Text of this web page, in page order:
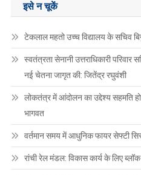
इसे न चूकें
टेकलाल महतो उच्च विद्यालय के सचिव
स्वतंत्रता सेनानी उत्तराधिकारी परिवार
नई चेतना जागृत की: जितेंद्र रघुवंशी
लोकतंत्र में आंदोलन का उद्देश्य सहमति
भागवत
वर्तमान समय में आधुनिक फायर सेफ्टी
रांची रेल मंडल: विकास कार्य के लिए